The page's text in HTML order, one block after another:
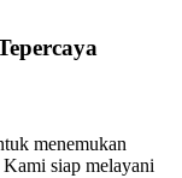
menemukan
Kami siap melayani